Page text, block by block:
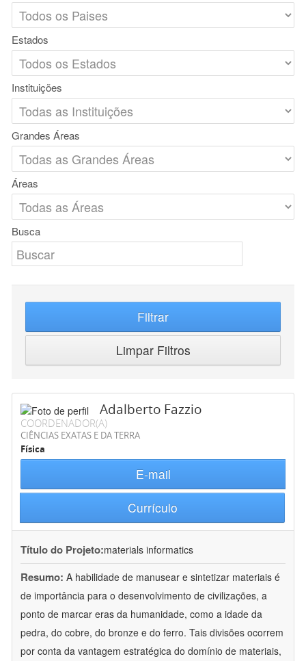
Estados
Instituições
Grandes Áreas
Áreas
Busca
Filtrar
Limpar Filtros
Adalberto Fazzio
COORDENADOR(A)
CIÊNCIAS EXATAS E DA TERRA
Física
E-mail
Currículo
Título do Projeto:materials informatics
Resumo: A habilidade de manusear e sintetizar materiais é
de importância para o desenvolvimento de civilizações, a
ponto de marcar eras da humanidade, como a idade da
pedra, do cobre, do bronze e do ferro. Tais divisões ocorrem
por conta da vantagem estratégica do domínio de materiais,